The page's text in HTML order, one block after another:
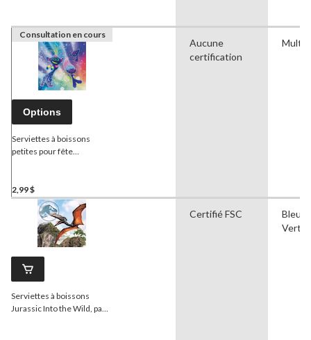
Consultation en cours
Options
Serviettes à boissons
petites pour fête
paq. 16
2,99 $
Aucune
certification
Serviettes à boissons
Jurassic Into the Wild, paq.
Certifié FSC
Bleu,
Vert,